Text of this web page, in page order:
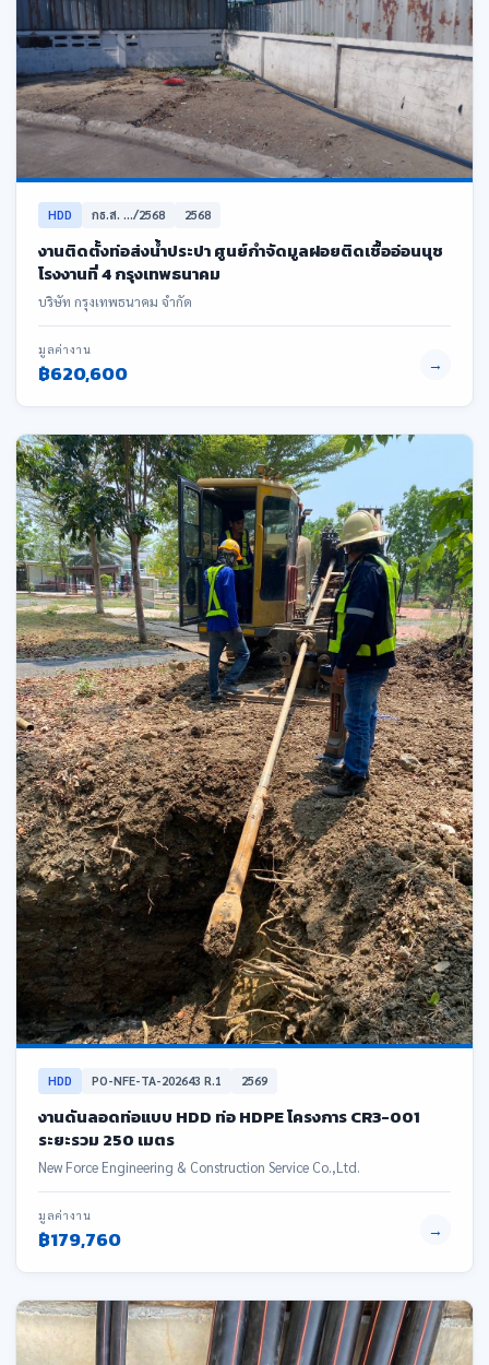
HDD กธ.ส. .../2568 2568
งานติดตั้งท่อส่งน้ำประปา ศูนย์กำจัดมูลฝอยติดเชื้ออ่อนนุช
โรงงานที่ 4 กรุงเทพธนาคม
บริษัท กรุงเทพธนาคม จำกัด
มูลค่างาน
฿620,600 →
HDD PO-NFE-TA-202643 R.1 2569
งานดันลอดท่อแบบ HDD ท่อ HDPE โครงการ CR3-001
ระยะรวม 250 เมตร
New Force Engineering & Construction Service Co.,Ltd.
มูลค่างาน
฿179,760 →